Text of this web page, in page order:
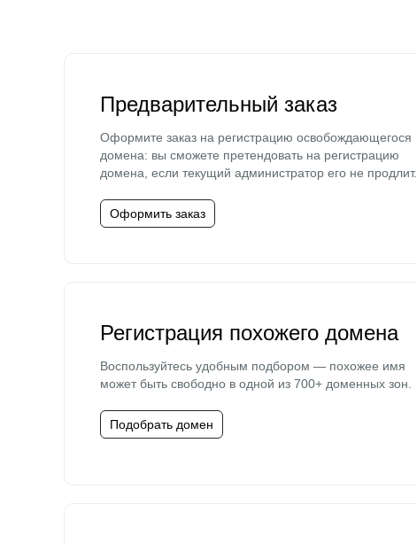
Предварительный заказ
Оформите заказ на регистрацию освобождающегося
домена: вы сможете претендовать на регистрацию
домена, если текущий администратор его не продлит.
Оформить заказ
Регистрация похожего домена
Воспользуйтесь удобным подбором — похожее имя
может быть свободно в одной из 700+ доменных зон.
Подобрать домен